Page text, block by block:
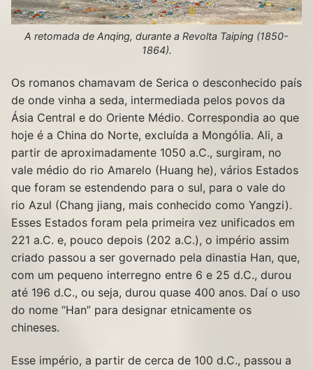
A retomada de Anqing, durante a Revolta Taiping (1850-
1864).
Os romanos chamavam de Serica o desconhecido país
de onde vinha a seda, intermediada pelos povos da
Ásia Central e do Oriente Médio. Correspondia ao que
hoje é a China do Norte, excluída a Mongólia. Ali, a
partir de aproximadamente 1050 a.C., surgiram, no
vale médio do rio Amarelo (Huang he), vários Estados
que foram se estendendo para o sul, para o vale do
rio Azul (Chang jiang, mais conhecido como Yangzi).
Esses Estados foram pela primeira vez unificados em
221 a.C. e, pouco depois (202 a.C.), o império assim
criado passou a ser governado pela dinastia Han, que,
com um pequeno interregno entre 6 e 25 d.C., durou
até 196 d.C., ou seja, durou quase 400 anos. Daí o uso
do nome “Han” para designar etnicamente os
chineses.
Esse império, a partir de cerca de 100 d.C., passou a